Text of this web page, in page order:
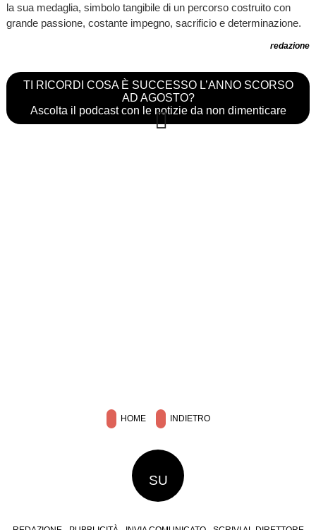
la sua medaglia, simbolo tangibile di un percorso costruito con
grande passione, costante impegno, sacrificio e determinazione.
redazione
TI RICORDI COSA È SUCCESSO L’ANNO SCORSO
AD AGOSTO?
Ascolta il podcast con le notizie da non dimenticare
HOME INDIETRO
SU